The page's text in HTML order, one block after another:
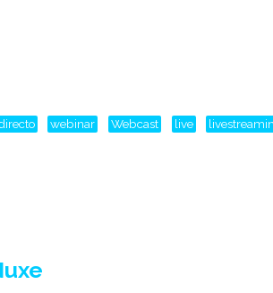
webinar Webcast live